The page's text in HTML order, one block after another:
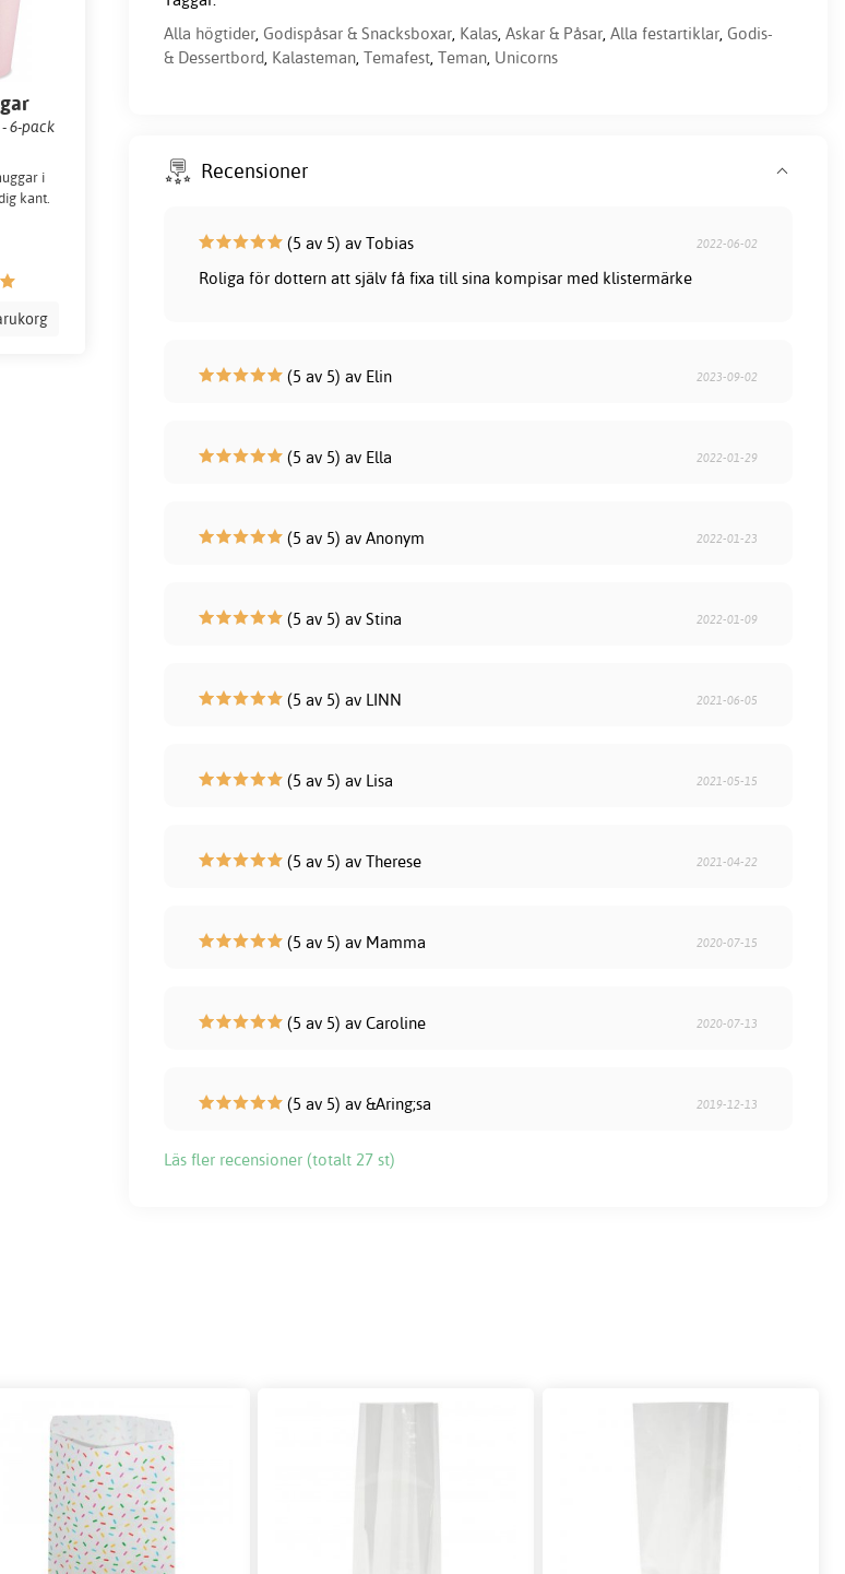
Alla högtider, Godispåsar & Snacksboxar, Kalas, Askar & Påsar, Alla festartiklar, Godis-
& Dessertbord, Kalasteman, Temafest, Teman, Unicorns
6-pack
i
kant.
Recensioner
(5 av 5) av Tobias 2022-06-02
Roliga för dottern att själv få fixa till sina kompisar med klistermärke
(5 av 5) av Elin 2023-09-02
(5 av 5) av Ella 2022-01-29
(5 av 5) av Anonym 2022-01-23
(5 av 5) av Stina 2022-01-09
(5 av 5) av LINN 2021-06-05
(5 av 5) av Lisa 2021-05-15
(5 av 5) av Therese 2021-04-22
(5 av 5) av Mamma 2020-07-15
(5 av 5) av Caroline 2020-07-13
(5 av 5) av &Aring;sa 2019-12-13
Läs fler recensioner (totalt 27 st)